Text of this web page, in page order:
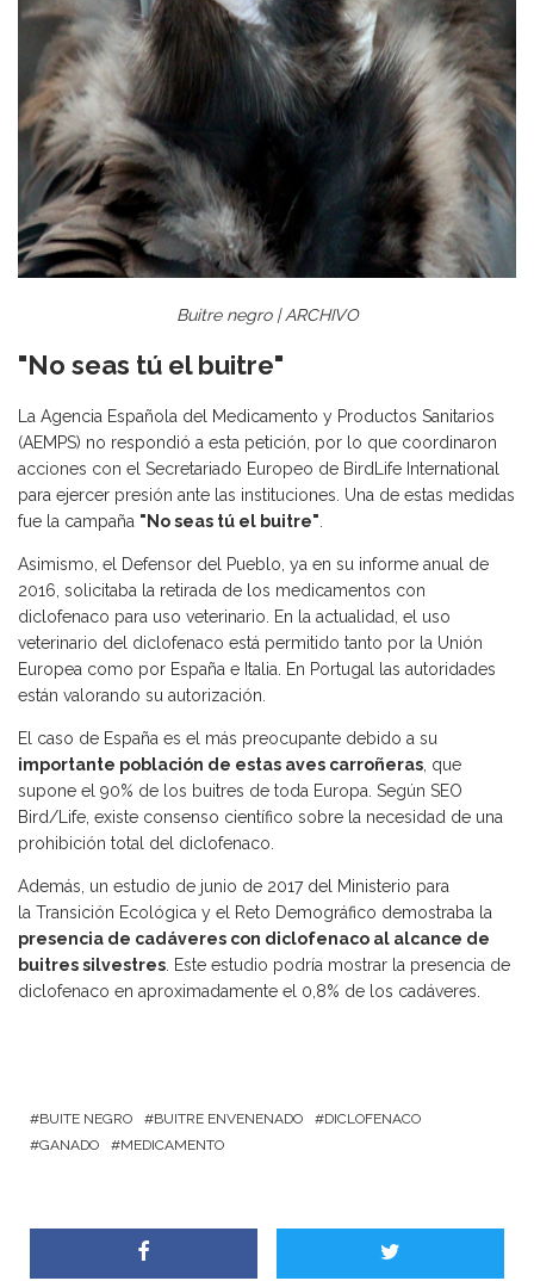
Buitre negro | ARCHIVO
"No seas tú el buitre"
La Agencia Española del Medicamento y Productos Sanitarios
(AEMPS) no respondió a esta petición, por lo que coordinaron
acciones con el Secretariado Europeo de BirdLife International
para ejercer presión ante las instituciones. Una de estas medidas
fue la campaña "No seas tú el buitre".
Asimismo, el Defensor del Pueblo, ya en su informe anual de
2016, solicitaba la retirada de los medicamentos con
diclofenaco para uso veterinario. En la actualidad, el uso
veterinario del diclofenaco está permitido tanto por la Unión
Europea como por España e Italia. En Portugal las autoridades
están valorando su autorización.
El caso de España es el más preocupante debido a su
importante población de estas aves carroñeras, que
supone el 90% de los buitres de toda Europa. Según SEO
Bird/Life, existe consenso científico sobre la necesidad de una
prohibición total del diclofenaco.
Además, un estudio de junio de 2017 del Ministerio para
la Transición Ecológica y el Reto Demográfico demostraba la
presencia de cadáveres con diclofenaco al alcance de
buitres silvestres. Este estudio podría mostrar la presencia de
diclofenaco en aproximadamente el 0,8% de los cadáveres.
BUITE NEGRO BUITRE ENVENENADO
DICLOFENACO
GANADO
MEDICAMENTO